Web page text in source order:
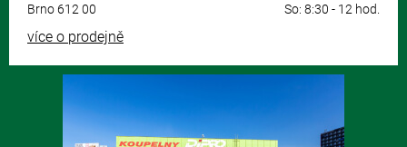
Brno 612 00
So: 8:30 - 12 hod.
více o prodejně